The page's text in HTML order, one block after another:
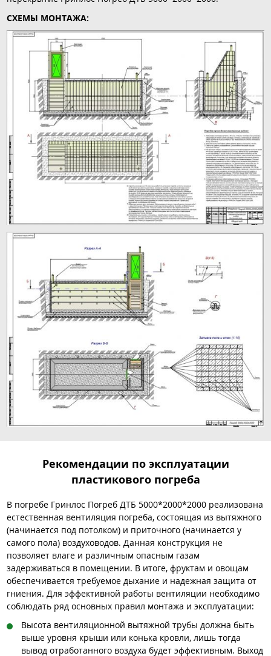
СХЕМЫ МОНТАЖА:
Рекомендации по эксплуатации
пластикового погреба
В погребе Гринлос Погреб ДТБ 5000*2000*2000 реализована
естественная вентиляция погреба, состоящая из вытяжного
(начинается под потолком) и приточного (начинается у
самого пола) воздуховодов. Данная конструкция не
позволяет влаге и различным опасным газам
задерживаться в помещении. В итоге, фруктам и овощам
обеспечивается требуемое дыхание и надежная защита от
гниения. Для эффективной работы вентиляции необходимо
соблюдать ряд основных правил монтажа и эксплуатации:
Высота вентиляционной вытяжной трубы должна быть
выше уровня крыши или конька кровли, лишь тогда
вывод отработанного воздуха будет эффективным. Выход